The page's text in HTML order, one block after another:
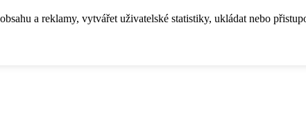
a reklamy, vytvářet uživatelské statistiky, ukládat nebo